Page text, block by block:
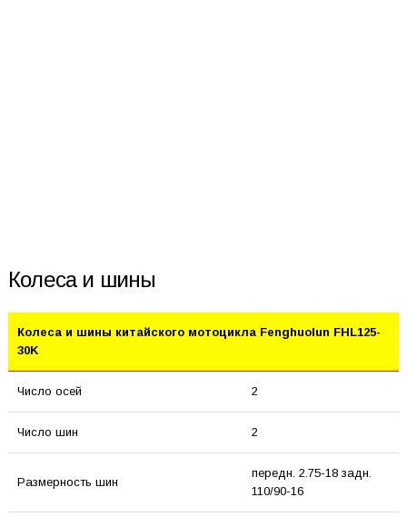
Колеса и шины
Колеса и шины китайского мотоцикла Fenghuolun FHL125-
30K
Число осей 2
Число шин 2
Размерность шин
передн. 2.75-18 задн.
110/90-16